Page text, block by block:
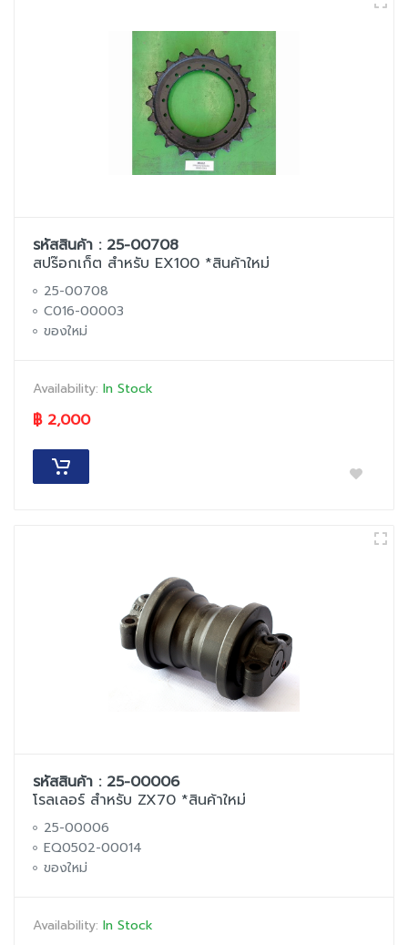
รหัสสินค้า : 25-00708
สปร๊อกเก็ต สำหรับ EX100 *สินค้าใหม่
25-00708
C016-00003
ของใหม่
Availability: In Stock
฿ 2,000
รหัสสินค้า : 25-00006
โรลเลอร์ สำหรับ ZX70 *สินค้าใหม่
25-00006
EQ0502-00014
ของใหม่
Availability: In Stock